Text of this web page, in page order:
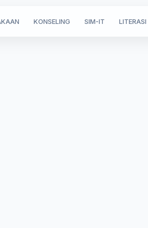
KONSELING SIM-IT LITERASI